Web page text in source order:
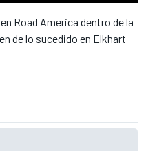
Road America dentro de la
de lo sucedido en Elkhart